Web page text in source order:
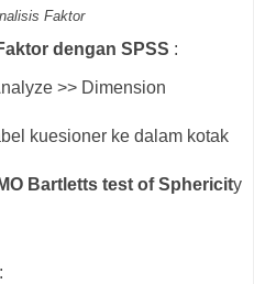
Faktor
dengan SPSS :
>> Dimension
kuesioner ke dalam kotak
Bartletts test of Sphericity